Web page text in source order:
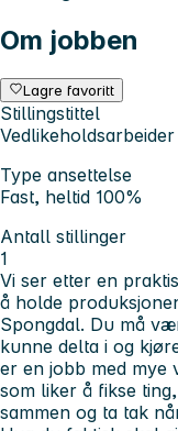
Om jobben
Lagre favoritt
Stillingstittel
Type ansettelse
Fast, heltid 100%
Antall stillinger
1
Vi ser etter en
å holde
Spongdal. Du må
kunne delta i og
er en jobb med mye
som liker å fikse
sammen og ta tak